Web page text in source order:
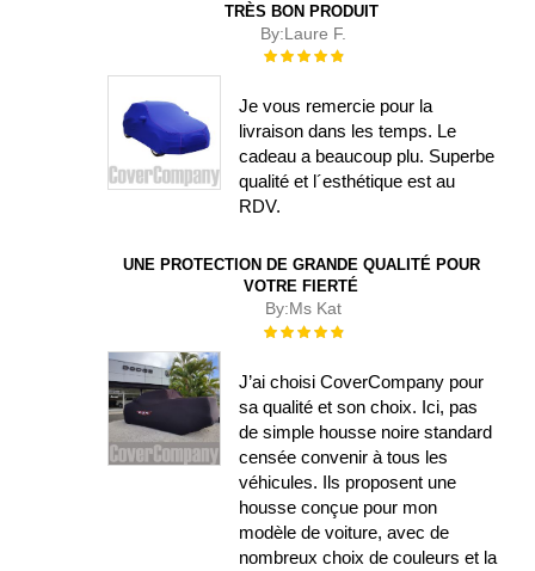
TRÈS BON PRODUIT
By:Laure F.
Évaluation :
Je vous remercie pour la
livraison dans les temps. Le
cadeau a beaucoup plu. Superbe
qualité et l´esthétique est au
RDV.
UNE PROTECTION DE GRANDE QUALITÉ POUR
VOTRE FIERTÉ
By:Ms Kat
Évaluation :
J’ai choisi CoverCompany pour
sa qualité et son choix. Ici, pas
de simple housse noire standard
censée convenir à tous les
véhicules. Ils proposent une
housse conçue pour mon
modèle de voiture, avec de
nombreux choix de couleurs et la